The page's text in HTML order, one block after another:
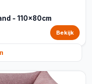
- 110x80cm
Bekijk